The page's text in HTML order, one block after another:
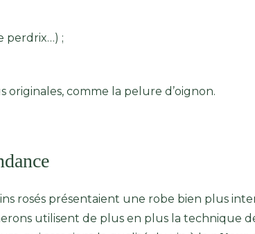
perdrix…) ;
originales, comme la pelure d’oignon.
rosés présentaient une robe bien plus
utilisent de plus en plus la technique